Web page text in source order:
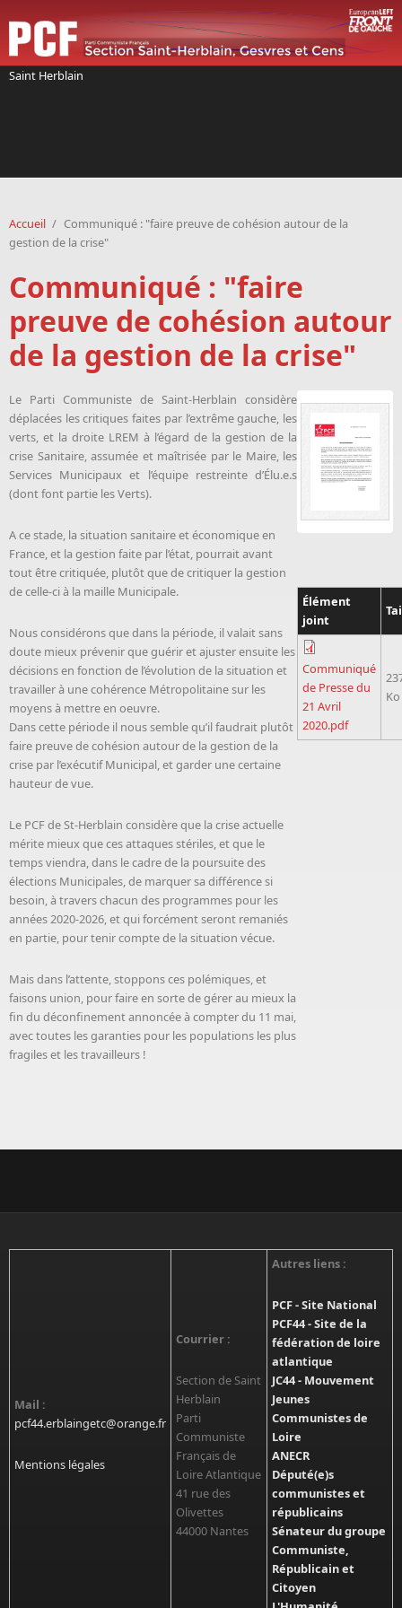
Saint Herblain
Accueil / Communiqué : "faire preuve de cohésion autour de la
gestion de la crise"
Communiqué : "faire
preuve de cohésion autour
de la gestion de la crise"
Le Parti Communiste de Saint-Herblain considère
déplacées les critiques faites par l’extrême gauche, les
verts, et la droite LREM à l’égard de la gestion de la
crise Sanitaire, assumée et maîtrisée par le Maire, les
Services Municipaux et l’équipe restreinte d’Élu.e.s
(dont font partie les Verts).
A ce stade, la situation sanitaire et économique en
France, et la gestion faite par l’état, pourrait avant
tout être critiquée, plutôt que de critiquer la gestion
de celle-ci à la maille Municipale.
Nous considérons que dans la période, il valait sans
doute mieux prévenir que guérir et ajuster ensuite les
décisions en fonction de l’évolution de la situation et
travailler à une cohérence Métropolitaine sur les
moyens à mettre en oeuvre.
Dans cette période il nous semble qu’il faudrait plutôt
faire preuve de cohésion autour de la gestion de la
crise par l’exécutif Municipal, et garder une certaine
hauteur de vue.
Le PCF de St-Herblain considère que la crise actuelle
mérite mieux que ces attaques stériles, et que le
temps viendra, dans le cadre de la poursuite des
élections Municipales, de marquer sa différence si
besoin, à travers chacun des programmes pour les
années 2020-2026, et qui forcément seront remaniés
en partie, pour tenir compte de la situation vécue.
Mais dans l’attente, stoppons ces polémiques, et
faisons union, pour faire en sorte de gérer au mieux la
fin du déconfinement annoncée à compter du 11 mai,
avec toutes les garanties pour les populations les plus
fragiles et les travailleurs !
Élément
joint
Communiqué
de Presse du
21 Avril
2020.pdf
Ko
Mail :
pcf44.erblaingetc@orange.fr
Mentions légales
Courrier :
Section de Saint
Herblain
Parti
Communiste
Français de
Loire Atlantique
41 rue des
Olivettes
44000 Nantes
Autres liens :
PCF - Site National
PCF44 - Site de la
fédération de loire
atlantique
JC44 - Mouvement
Jeunes
Communistes de
Loire
ANECR
Député(e)s
communistes et
républicains
Sénateur du groupe
Communiste,
Républicain et
Citoyen